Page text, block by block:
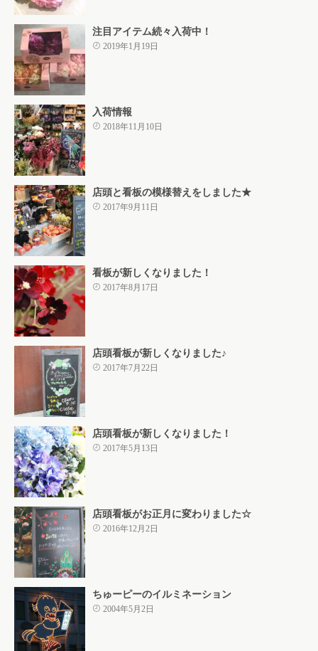
注目アイテム続々入荷中！
2019年1月19日
入荷情報
2018年11月10日
店頭と看板の模様替えをしました★
2017年9月11日
看板が新しくなりました！
2017年8月17日
店頭看板が新しくなりました♪
2017年7月22日
店頭看板が新しくなりました！
2017年5月13日
店頭看板がお正月に変わりました☆
2016年12月2日
ちゅーピーのイルミネーション
2004年5月2日